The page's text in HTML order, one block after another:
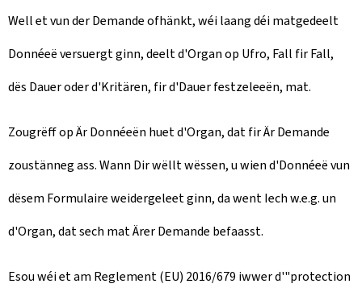
Well et vun der Demande ofhänkt, wéi laang déi matgedeelt
Donnéeë versuergt ginn, deelt d'Organ op Ufro, Fall fir Fall,
dës Dauer oder d'Kritären, fir d'Dauer festzeleeën, mat.
Zougrëff op Är Donnéeën huet d'Organ, dat fir Är Demande
zoustänneg ass. Wann Dir wëllt wëssen, u wien d'Donnéeë vun
dësem Formulaire weidergeleet ginn, da went Iech w.e.g. un
d'Organ, dat sech mat Ärer Demande befaasst.
Esou wéi et am Reglement (EU) 2016/679 iwwer d'"protection